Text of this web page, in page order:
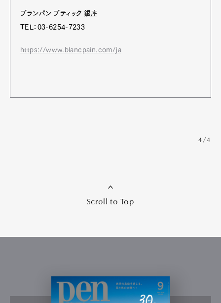
ブランパン ブティック 銀座
TEL：03-6254-7233
https://www.blancpain.com/ja
4/4
Scroll to Top